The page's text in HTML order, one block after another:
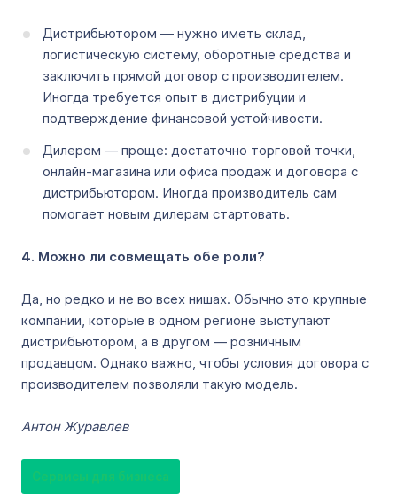
Дистрибьютором — нужно иметь склад,
логистическую систему, оборотные средства и
заключить прямой договор с производителем.
Иногда требуется опыт в дистрибуции и
подтверждение финансовой устойчивости.
Дилером — проще: достаточно торговой точки,
онлайн-магазина или офиса продаж и договора с
дистрибьютором. Иногда производитель сам
помогает новым дилерам стартовать.
4. Можно ли совмещать обе роли?
Да, но редко и не во всех нишах. Обычно это крупные
компании, которые в одном регионе выступают
дистрибьютором, а в другом — розничным
продавцом. Однако важно, чтобы условия договора с
производителем позволяли такую модель.
Антон Журавлев
Сервисы для бизнеса